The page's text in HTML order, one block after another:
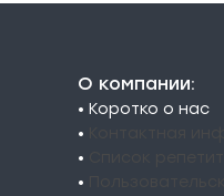
О компании:
• Коротко о нас
•
•
•